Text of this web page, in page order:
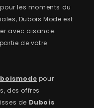
les moments du
Dubois Mode est
avec aisance.
de votre
pour
des offres
de Dubois